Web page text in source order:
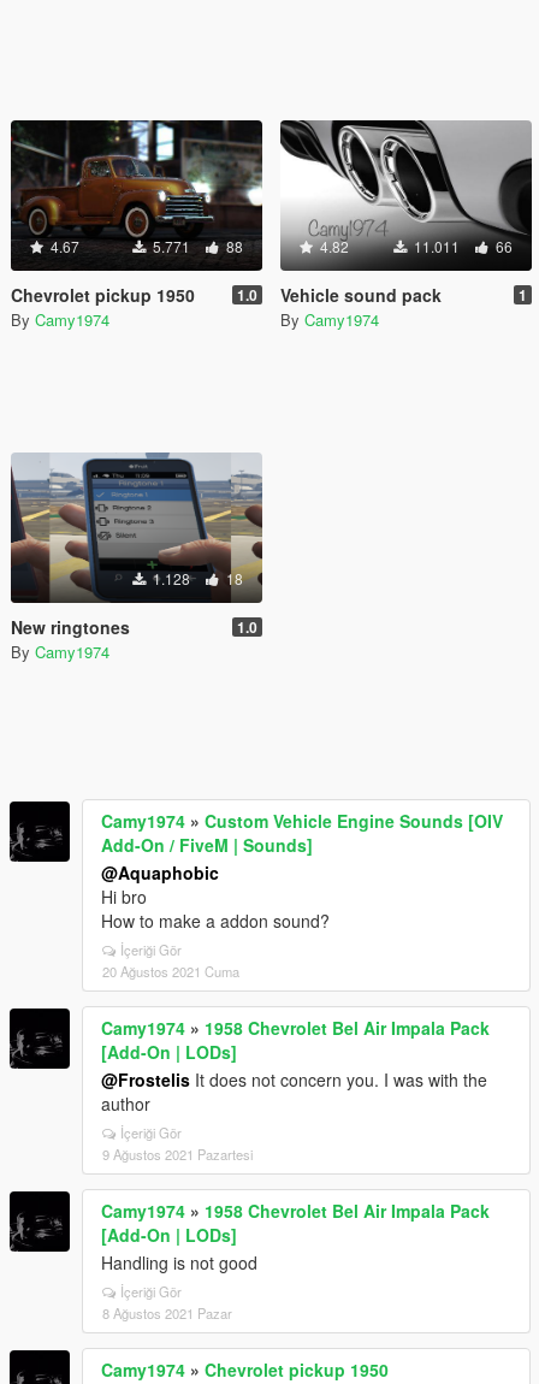
4.67 5.771 88
Chevrolet pickup 1950 1.0
By Camy1974
4.82 11.011 66
Vehicle sound pack 1
By Camy1974
1.128 18
New ringtones 1.0
By Camy1974
Camy1974 » Custom Vehicle Engine Sounds [OIV
Add-On / FiveM | Sounds]
@Aquaphobic
Hi bro
How to make a addon sound?
İçeriği Gör
20 Ağustos 2021 Cuma
Camy1974 » 1958 Chevrolet Bel Air Impala Pack
[Add-On | LODs]
@Frostelis It does not concern you. I was with the
author
İçeriği Gör
9 Ağustos 2021 Pazartesi
Camy1974 » 1958 Chevrolet Bel Air Impala Pack
[Add-On | LODs]
Handling is not good
İçeriği Gör
8 Ağustos 2021 Pazar
Camy1974 » Chevrolet pickup 1950